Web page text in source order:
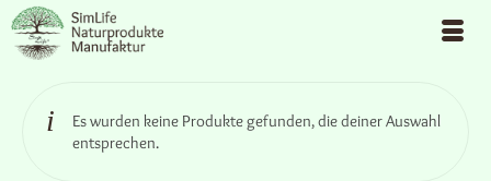
Es wurden keine Produkte gefunden, die deiner Auswahl
entsprechen.